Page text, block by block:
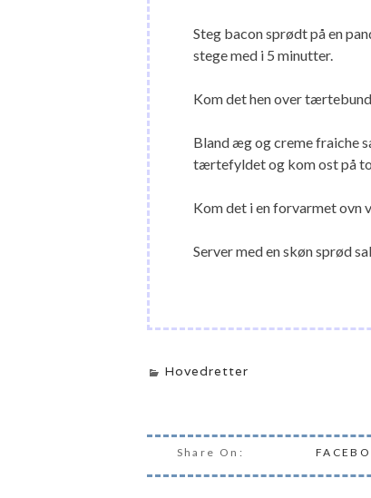
Steg bacon sprødt på en
stege med i 5 minutter.
Kom det hen over
Bland æg og creme fraiche
tærtefyldet og kom ost på
Kom det i en forvarmet ovn
Server med en skøn sprød
Hovedretter
Share On: